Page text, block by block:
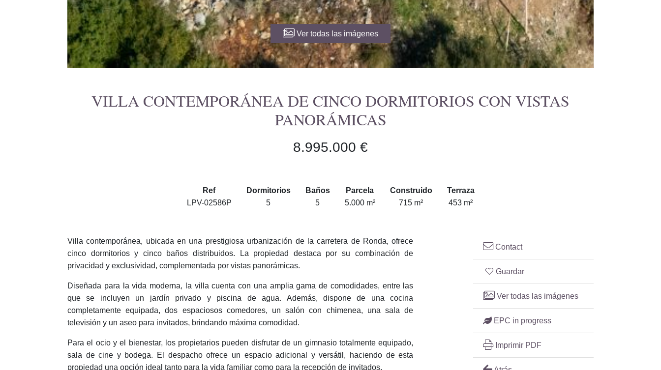
Ver todas las imágenes
VILLA CONTEMPORÁNEA DE CINCO DORMITORIOS CON VISTAS
PANORÁMICAS
8.995.000 €
Ref
LPV-02586P
Dormitorios
5
Baños
5
Parcela
5.000 m²
Construido
715 m²
Terraza
453 m²
Villa contemporánea, ubicada en una prestigiosa urbanización de la carretera de Ronda, ofrece
cinco dormitorios y cinco baños distribuidos. La propiedad destaca por su combinación de
privacidad y exclusividad, complementada por vistas panorámicas.
Diseñada para la vida moderna, la villa cuenta con una amplia gama de comodidades, entre las
que se incluyen un jardín privado y piscina de agua. Además, dispone de una cocina
completamente equipada, dos espaciosos comedores, un salón con chimenea, una sala de
televisión y un aseo para invitados, brindando máxima comodidad.
Para el ocio y el bienestar, los propietarios pueden disfrutar de un gimnasio totalmente equipado,
sala de cine y bodega. El despacho ofrece un espacio adicional y versátil, haciendo de esta
propiedad una opción ideal tanto para la vida familiar como para la recepción de invitados.
Contact
Guardar
Ver todas las imágenes
EPC in progress
Imprimir PDF